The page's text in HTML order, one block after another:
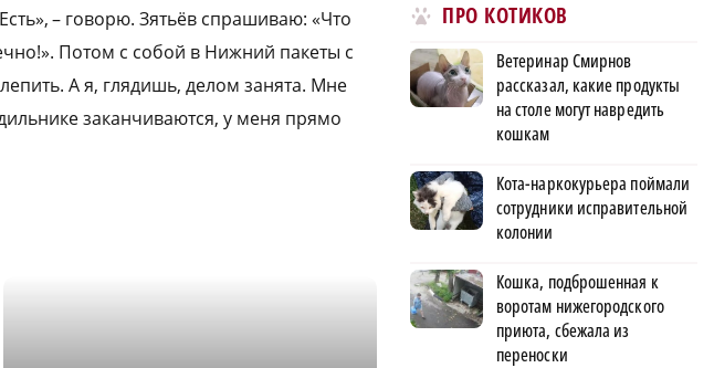
– говорю. Зятьёв спрашиваю: «Что
Потом с собой в Нижний пакеты с
А я, глядишь, делом занята. Мне
заканчиваются, у меня прямо
ПРО КОТИКОВ
Ветеринар Смирнов
рассказал, какие продукты
на столе могут навредить
кошкам
Кота-наркокурьера поймали
сотрудники исправительной
колонии
Кошка, подброшенная к
воротам нижегородского
приюта, сбежала из
переноски